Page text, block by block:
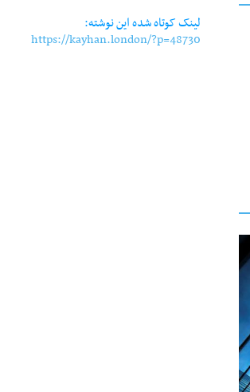
لینک کوتاه شده این نوشته:
https://kayhan.london/?p=48730